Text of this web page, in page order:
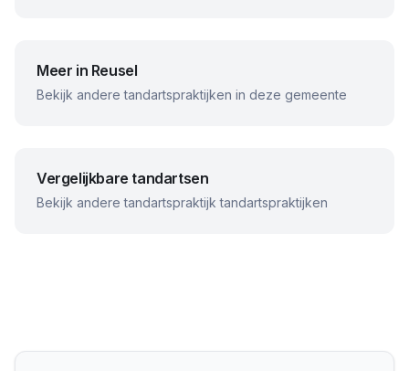
Meer in Reusel
Bekijk andere tandartspraktijken in deze gemeente
Vergelijkbare tandartsen
Bekijk anderetandartspraktijk tandartspraktijken